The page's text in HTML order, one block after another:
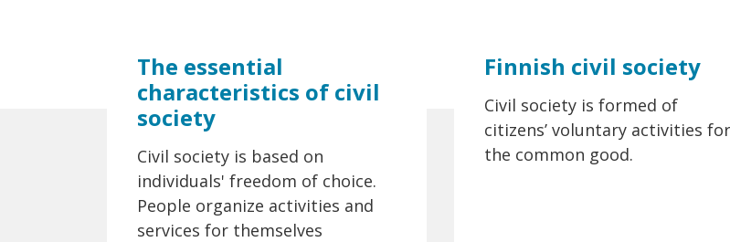
The essential
characteristics of civil
society
Civil society is based on
individuals' freedom of choice.
People organize activities and
services for themselves
Finnish civil society
Civil society is formed of
citizens’ voluntary activities for
the common good.